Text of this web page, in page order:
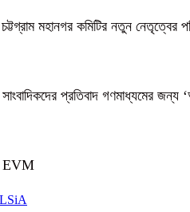
মহানগর কমিটির নতুন নেতৃত্বের
প্রতিবাদ গণমাধ্যমের
EVM